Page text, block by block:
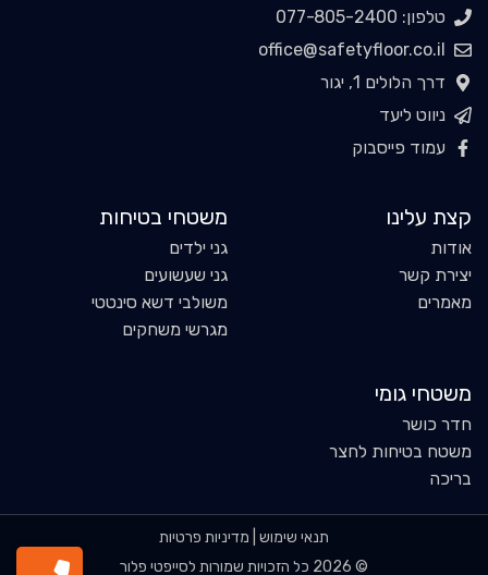
טלפון: 077-805-2400
office@safetyfloor.co.il
דרך הלולים 1, יגור
ניווט ליעד
עמוד פייסבוק
קצת עלינו
אודות
יצירת קשר
מאמרים
משטחי בטיחות
גני ילדים
גני שעשועים
משולבי דשא סינטטי
מגרשי משחקים
משטחי גומי
חדר כושר
משטח בטיחות לחצר
בריכה
תנאי שימוש מדיניות פרטיות
© 2026 כל הזכויות שמורות לסייפטי פלור